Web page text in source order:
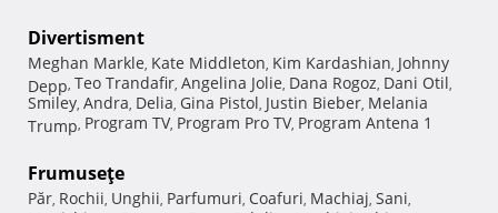
Divertisment
Meghan Markle, Kate Middleton, Kim Kardashian, Johnny
Depp, Teo Trandafir, Angelina Jolie, Dana Rogoz, Dani Otil,
Smiley, Andra, Delia, Gina Pistol, Justin Bieber, Melania
Trump, Program TV, Program Pro TV, Program Antena 1
Frumuseţe
Păr, Rochii, Unghii, Parfumuri, Coafuri, Machiaj, Sani,